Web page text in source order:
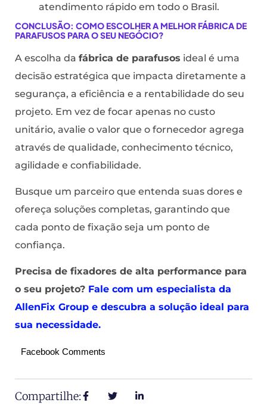
atendimento rápido em todo o Brasil.
CONCLUSÃO: COMO ESCOLHER A MELHOR FÁBRICA DE
PARAFUSOS PARA O SEU NEGÓCIO?
A escolha da fábrica de parafusos ideal é uma
decisão estratégica que impacta diretamente a
segurança, a eficiência e a rentabilidade do seu
projeto. Em vez de focar apenas no custo
unitário, avalie o valor que o fornecedor agrega
através de qualidade, conhecimento técnico,
agilidade e confiabilidade.
Busque um parceiro que entenda suas dores e
ofereça soluções completas, garantindo que
cada ponto de fixação seja um ponto de
confiança.
Precisa de fixadores de alta performance para
o seu projeto? Fale com um especialista da
AllenFix Group e descubra a solução ideal para
sua necessidade.
Facebook Comments
Compartilhe: